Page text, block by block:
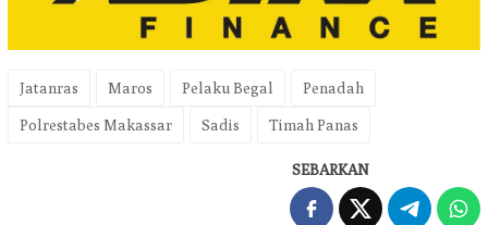
Jatanras Maros Pelaku Begal Penadah
Polrestabes Makassar Sadis Timah Panas
SEBARKAN